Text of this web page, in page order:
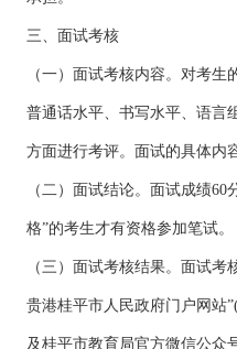
三、面试考核
（一）面试考核内容。对考生
普通话水平、书写水平、语言
方面进行考评。面试的具体内
（二）面试结论。面试成绩60
格”的考生才有资格参加笔试。
（三）面试考核结果。面试考
贵港桂平市人民政府门户网站
及桂平市教育局官方微信公众